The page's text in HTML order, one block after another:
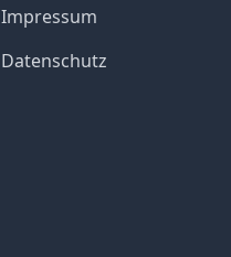
Impressum
Datenschutz